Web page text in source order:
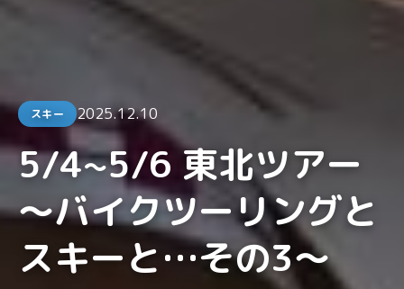
スキー 2025.12.10
5/4~5/6 東北ツアー
〜バイクツーリングと
スキーと…その3〜